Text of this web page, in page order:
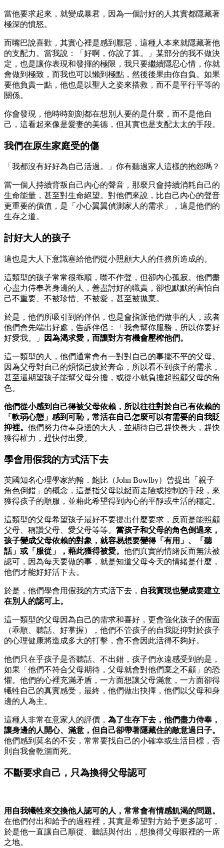
當他要求起來，就變成暴君，因為一個討好的人其實都隱藏著
極深的憤怒。
而嘴巴說喜歡，其實心裡是感到厭惡，這種人本來就隱藏著他
的支配力。當我說：「好啊，你說了算。」某部分的我不做決
定，也是讓你表現和發揮的極限，我只要繼續隱忍心情，你就
會做到極致，而我也可以懶到極點，然後後果由你自負。如果
要他負責一點，他也是以聖人之姿來搭救，而不是平行平等的
關係。
你會發現，他時時刻刻都在想別人要的是什麼，而不是他自
己，這看起來像是愛妻的美德，但其實也是支配太太的手段。
我們在原生家庭受的傷
「我都沒有好好為自己活過。」你有聽過家人這樣的抱怨嗎？
當一個人持續背叛自己內心的聲音，那麼只會持續消耗自己的
生命能量，甚至對生命絕望。對他們來說，比自己內心的聲音
更重要的價值，是「小心翼翼偵測家人的需求」，這是他們的
生存之道。
討好大人的孩子
這也是大人下意識塞給他們從小照顧大人的任務所造成的。
這類型的孩子常常很乖順，噤不作聲，但卻內心孤寂。他們盡
心盡力侍奉著身邊的人，善盡討好的職責，卻也默默的害怕自
己不重要、不被珍惜、不被愛，甚至被拋棄。
於是，他們所吸引到的伴侶，也是會指派他們做事的人，或者
他們會先端出好處，告訴伴侶：「我會幫你服務，所以你要好
好愛我。」
因為渴求愛，而讓對方有機會壓榨他們。
這一類型的人，他們通常會有一對對自己的事擺不平的父母。
因為父母對自己的煩惱已疲於奔命，所以看不到孩子的需求，
甚至還期望孩子能幫父母分擔，或從小就負擔起照顧父母的角
色。
他們從小感到自己得被父母依賴，所以往往對於自己有依賴的
「軟弱心態」感到可恥，常活在自己怎麼可以有需要的自我貶
抑裡。 他們努力侍奉身邊的大人，並期待自己趕快長大，趕快
獲得權力，趕快付出愛。
學會用假我的方式活下去
英國知名心理學家約翰．鮑比（John Bowlby）曾提出「親子
角色倒錯」的概念，這是指父母以鋌而走險或控制的手段，來
獲得孩子的順服，並藉此希望得到內心的平靜或生活的穩定。
這類型的父母希望孩子最好不要提出什麼要求，反而是能照顧
父母、稱讚父母、愛父母等等。 當孩子和父母的角色倒過來，
孩子變成父母依賴的對象，就容易想要變得「有用」、「聽
話」或「服從」，藉此獲得被愛。 他們真實的情緒反而無法被
認可，因為每天要做的事，就是知道父母今天的情緒是什麼，
他們才能好好活下去。
於是，他們學會用假我的方式活下去， 自我實現也變成要建立
在別人的認可上。
這一類型的父母因為自己的需求和喜好，更會強化孩子的假面
（乖順、聽話、好掌握），他們不管孩子的自我貶抑對於孩子
的心理健康將造成多大的打擊，會不會因此活得不夠好。
他們只在乎孩子是否聽話、不出錯，孩子們永遠感受到的是，
如果「他們不符合父母期待，父母就會對他們棄之不顧」的恐
懼。他們的心裡充滿矛盾，一方面想讓父母滿意，一方面卻得
犧牲自己的真實感受，最終，他們做出抉擇，他們以父母和身
邊的人為主。
這種人非常在意家人的評價， 為了生存下去，他們盡力侍奉，
讓身邊的人開心、滿意，但自己卻帶著隱藏住的敵意過日子。
他們感到莫名的不安，常常要找自己的小確幸或生活目標，否
則自我會乾涸而死。
不斷要求自己，只為換得父母認可
用自我犧牲來交換他人認可的人，常常會有情感飢渴的問題。
在他們付出和給予的過程裡，其實是希望對方給予更多認可，
於是他一直讓自己順從、聽話與付出，想換得父母眼裡的一席
之地。